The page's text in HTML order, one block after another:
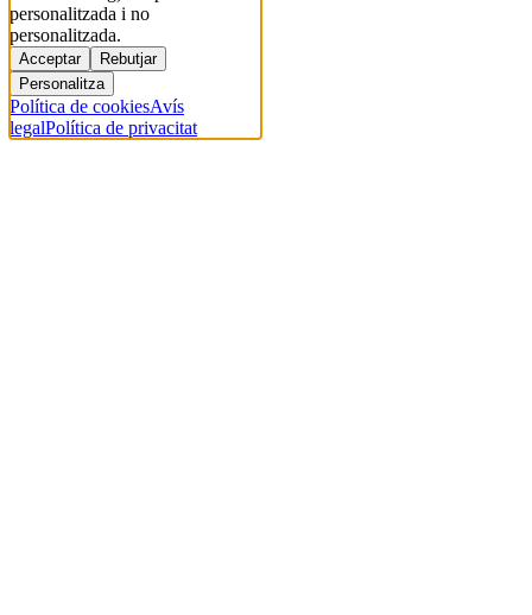
personalitzada i no
personalitzada.
Acceptar
Rebutjar
Personalitza
Política de cookiesAvís
legalPolítica de privacitat